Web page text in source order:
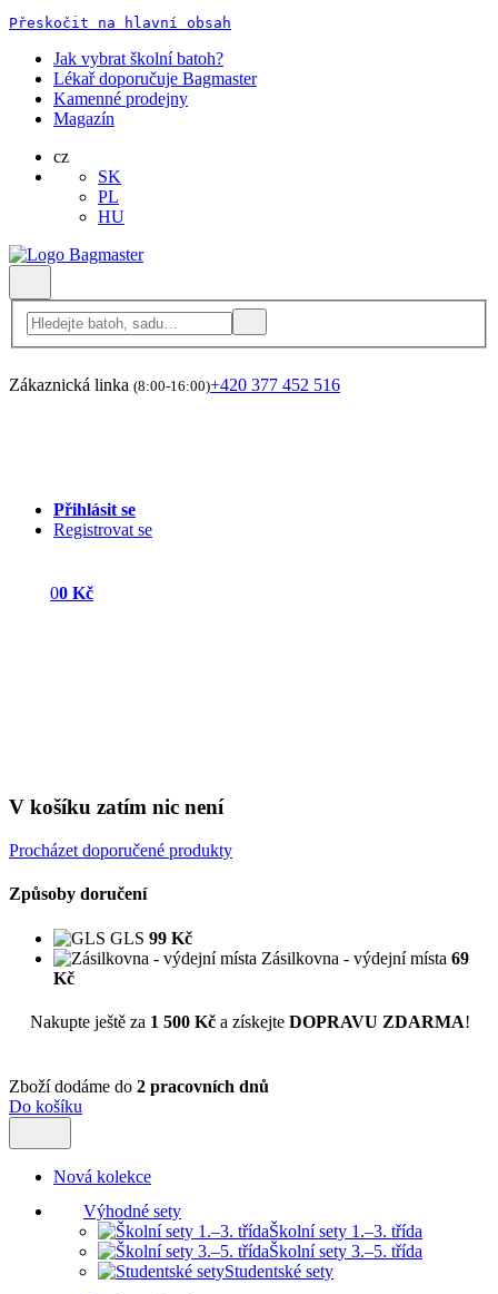
Přeskočit na hlavní obsah
Jak vybrat školní batoh?
Lékař doporučuje Bagmaster
Kamenné prodejny
Magazín
cz
SK
PL
HU
Zákaznická linka (8:00-16:00)+420 377 452 516
Přihlásit se
Registrovat se
00 Kč
V košíku zatím nic není
Procházet doporučené produkty
Způsoby doručení
GLS 99 Kč
Zásilkovna - výdejní místa 69
Kč
Nakupte ještě za 1 500 Kč a získejte DOPRAVU ZDARMA!
Zboží dodáme do 2 pracovních dnů
Do košíku
Nová kolekce
Výhodné sety
Školní sety 1.–3. třída
Školní sety 3.–5. třída
Studentské sety